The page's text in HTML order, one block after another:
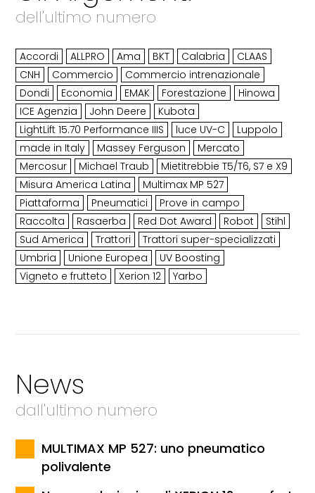
dell'ultimo numero
Accordi ALLPRO Ama BKT Calabria
CLAAS
CNH
Commercio
Commercio intrenazionale
Dondi
Economia EMAK Forestazione
Hinowa
ICE Agenzia
John Deere
Kubota
LightLift 15.70 Performance IIIS
luce UV-C
Luppolo
made in Italy
Massey Ferguson
Mercato
Mercosur
Michael Traub
Mietitrebbie T5/T6, S7 e X9
Misura America Latina
Multimax MP 527
Piattaforma
Pneumatici
Prove in campo
Raccolta
Rasaerba Red Dot Award Robot
Stihl
Sud America
Trattori
Trattori super-specializzati
Umbria
Unione Europea
UV Boosting
Vigneto e frutteto
Xerion 12 Yarbo
News
dall'ultimo numero
MULTIMAX MP 527: uno pneumatico
polivalente